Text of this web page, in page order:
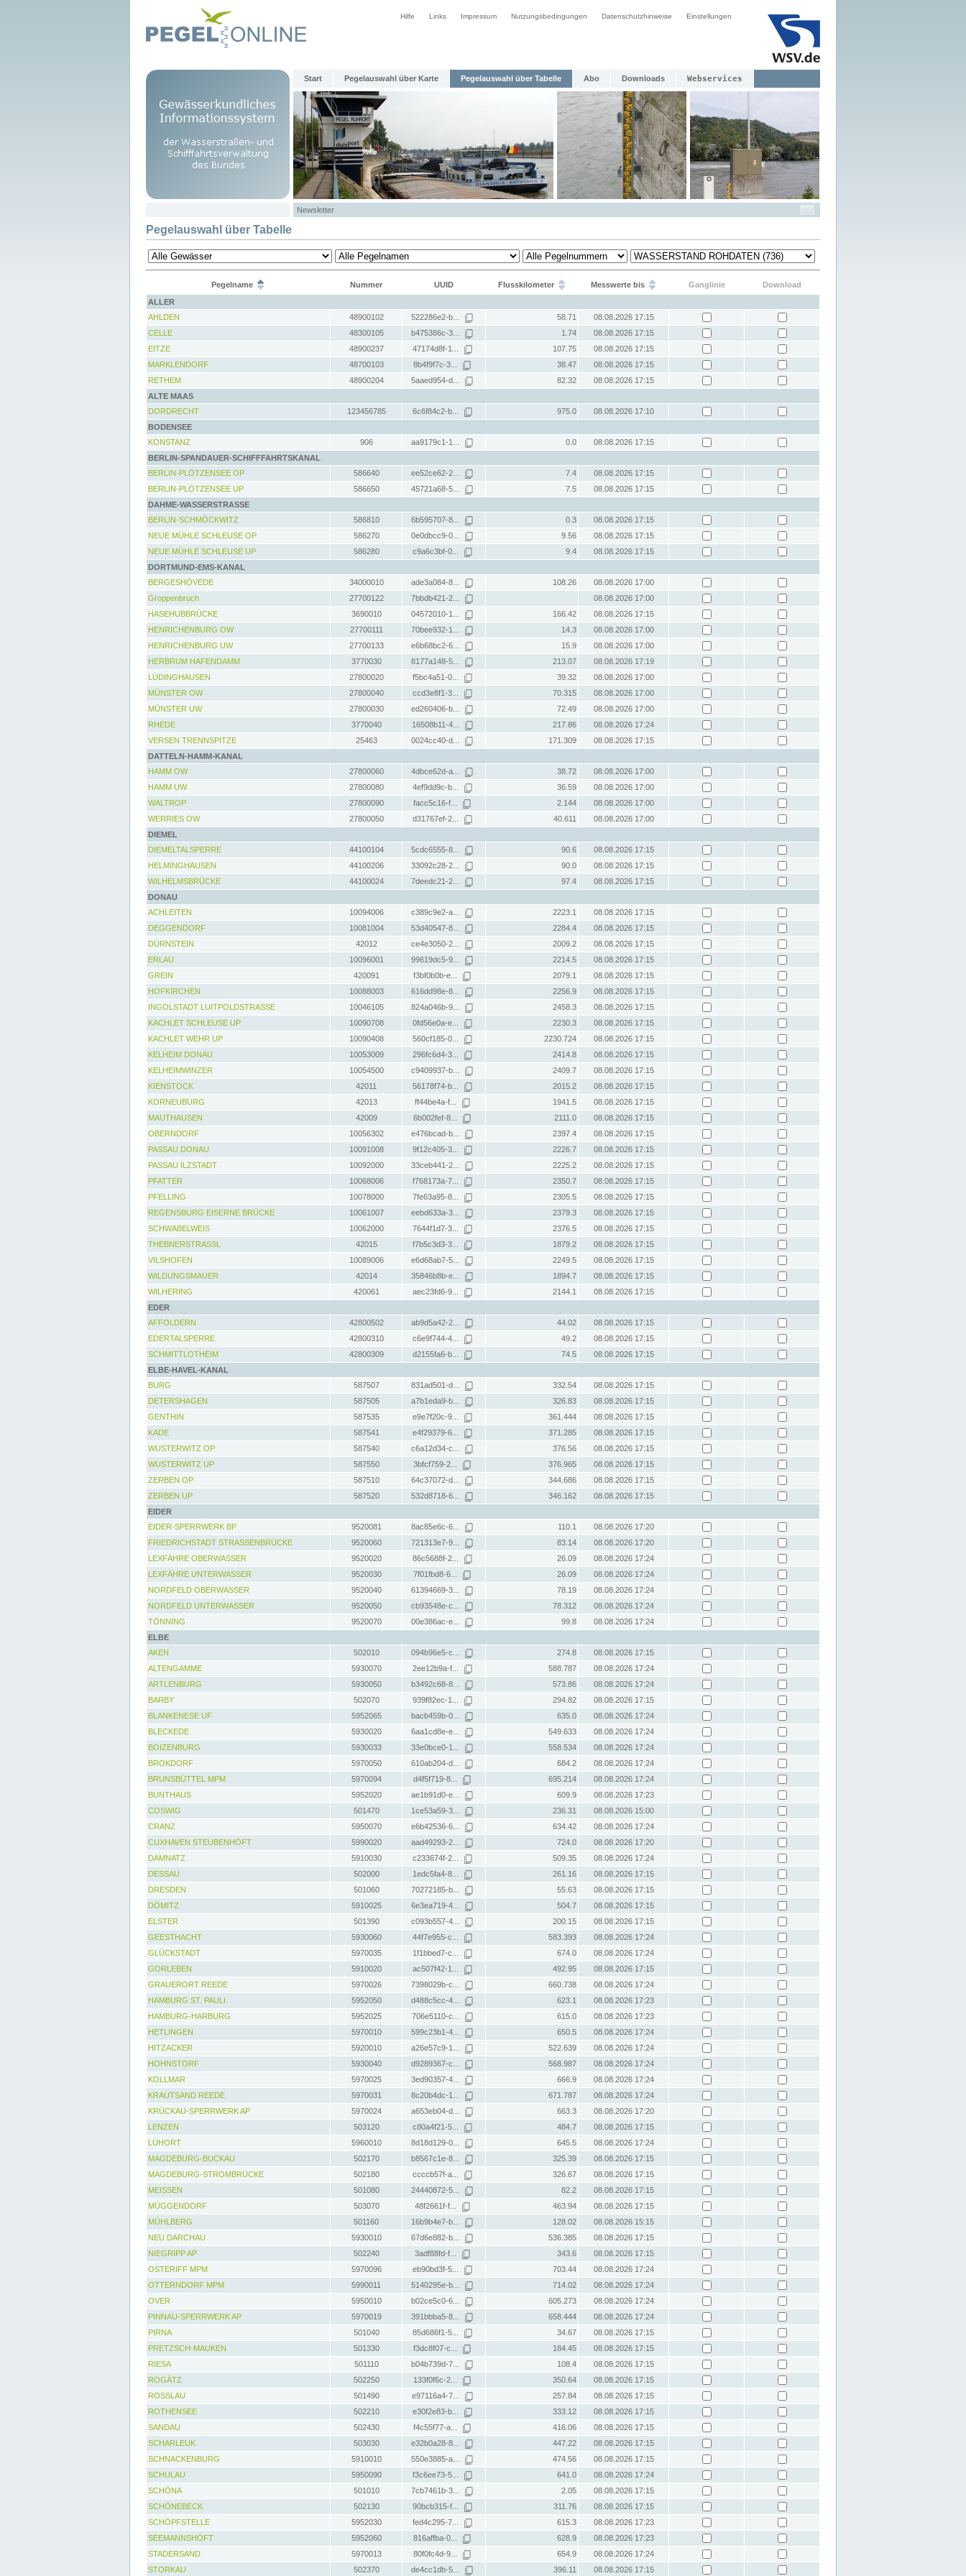
Hilfe Links Impressum Nutzungsbedingungen Datenschutzhinweise Einstellungen
Start Pegelauswahl über Karte Pegelauswahl über Tabelle Abo Downloads Webservices
Newsletter
Pegelauswahl über Tabelle
Pegelname Nummer UUID Flusskilometer Messwerte bis Ganglinie
Download
ALLER
AHLDEN
48900102 522286e2-b... 58.71
08.08.2026 17:15
CELLE
48300105 b475386c-3... 1.74
08.08.2026 17:15
EITZE
48900237 47174d8f-1... 107.75
08.08.2026 17:15
MARKLENDORF
48700103 8b4f9f7c-3... 38.47
08.08.2026 17:15
RETHEM
48900204 5aaed954-d... 82.32
08.08.2026 17:15
ALTE MAAS
DORDRECHT
123456785 6c6f84c2-b... 975.0
08.08.2026 17:10
BODENSEE
KONSTANZ
906 aa9179c1-1... 0.0
08.08.2026 17:15
BERLIN-SPANDAUER-SCHIFFFAHRTSKANAL
BERLIN-PLÖTZENSEE OP
586640 ee52ce62-2... 7.4
08.08.2026 17:15
BERLIN-PLÖTZENSEE UP
586650 45721a68-5... 7.5
08.08.2026 17:15
DAHME-WASSERSTRASSE
BERLIN-SCHMÖCKWITZ
586810 6b595707-8... 0.3
08.08.2026 17:15
NEUE MÜHLE SCHLEUSE OP
586270 0e0dbcc9-0... 9.56
08.08.2026 17:15
NEUE MÜHLE SCHLEUSE UP
586280 c9a6c3bf-0... 9.4
08.08.2026 17:15
DORTMUND-EMS-KANAL
BERGESHÖVEDE
34000010 ade3a084-8... 108.26
08.08.2026 17:00
Groppenbruch
27700122 7bbdb421-2...
08.08.2026 17:00
HASEHUBBRÜCKE
3690010 04572010-1... 166.42
08.08.2026 17:15
HENRICHENBURG OW
27700111 70bee932-1... 14.3
08.08.2026 17:00
HENRICHENBURG UW
27700133 e6b68bc2-6... 15.9
08.08.2026 17:00
HERBRUM HAFENDAMM
3770030 8177a148-5... 213.07
08.08.2026 17:19
LÜDINGHAUSEN
27800020 f5bc4a51-0... 39.32
08.08.2026 17:00
MÜNSTER OW
27800040 ccd3e8f1-3... 70.315
08.08.2026 17:00
MÜNSTER UW
27800030 ed260406-b... 72.49
08.08.2026 17:00
RHEDE
3770040 16508b11-4... 217.86
08.08.2026 17:24
VERSEN TRENNSPITZE
25463 0024cc40-d... 171.309
08.08.2026 17:15
DATTELN-HAMM-KANAL
HAMM OW
27800060 4dbce62d-a... 38.72
08.08.2026 17:00
HAMM UW
27800080 4ef9dd9c-b... 36.59
08.08.2026 17:00
WALTROP
27800090 facc5c16-f... 2.144
08.08.2026 17:00
WERRIES OW
27800050 d31767ef-2... 40.611
08.08.2026 17:00
DIEMEL
DIEMELTALSPERRE
44100104 5cdc6555-8... 90.6
08.08.2026 17:15
HELMINGHAUSEN
44100206 33092c28-2... 90.0
08.08.2026 17:15
WILHELMSBRÜCKE
44100024 7deedc21-2... 97.4
08.08.2026 17:15
DONAU
ACHLEITEN
10094006 c389c9e2-a... 2223.1
08.08.2026 17:15
DEGGENDORF
10081004 53d40547-8... 2284.4
08.08.2026 17:15
DÜRNSTEIN
42012 ce4e3050-2... 2009.2
08.08.2026 17:15
ERLAU
10096001 99619dc5-9... 2214.5
08.08.2026 17:15
GREIN
420091 f3bf0b0b-e... 2079.1
08.08.2026 17:15
HOFKIRCHEN
10088003 616dd98e-8... 2256.9
08.08.2026 17:15
INGOLSTADT LUITPOLDSTRASSE
10046105 824a046b-9... 2458.3
08.08.2026 17:15
KACHLET SCHLEUSE UP
10090708 0fd56e0a-e... 2230.3
08.08.2026 17:15
KACHLET WEHR UP
10090408 560cf185-0... 2230.724
08.08.2026 17:15
KELHEIM DONAU
10053009 296fc6d4-3... 2414.8
08.08.2026 17:15
KELHEIMWINZER
10054500 c9409937-b... 2409.7
08.08.2026 17:15
KIENSTOCK
42011 56178f74-b... 2015.2
08.08.2026 17:15
KORNEUBURG
42013 ff44be4a-f... 1941.5
08.08.2026 17:15
MAUTHAUSEN
42009 6b002fef-8... 2111.0
08.08.2026 17:15
OBERNDORF
10056302 e476bcad-b... 2397.4
08.08.2026 17:15
PASSAU DONAU
10091008 9f12c405-3... 2226.7
08.08.2026 17:15
PASSAU ILZSTADT
10092000 33ceb441-2... 2225.2
08.08.2026 17:15
PFATTER
10068006 f768173a-7... 2350.7
08.08.2026 17:15
PFELLING
10078000 7fe63a95-8... 2305.5
08.08.2026 17:15
REGENSBURG EISERNE BRÜCKE
10061007 eebd633a-3... 2379.3
08.08.2026 17:15
SCHWABELWEIS
10062000 7644f1d7-3... 2376.5
08.08.2026 17:15
THEBNERSTRASSL
42015 f7b5c3d3-3... 1879.2
08.08.2026 17:15
VILSHOFEN
10089006 e6d68ab7-5... 2249.5
08.08.2026 17:15
WILDUNGSMAUER
42014 35846b8b-e... 1894.7
08.08.2026 17:15
WILHERING
420061 aec23fd6-9... 2144.1
08.08.2026 17:15
EDER
AFFOLDERN
42800502 ab9d5a42-2... 44.02
08.08.2026 17:15
EDERTALSPERRE
42800310 c6e9f744-4... 49.2
08.08.2026 17:15
SCHMITTLOTHEIM
42800309 d2155fa6-b... 74.5
08.08.2026 17:15
ELBE-HAVEL-KANAL
BURG
587507 831ad501-d... 332.54
08.08.2026 17:15
DETERSHAGEN
587505 a7b1eda9-b... 326.83
08.08.2026 17:15
GENTHIN
587535 e9e7f20c-9... 361.444
08.08.2026 17:15
KADE
587541 e4f29379-6... 371.285
08.08.2026 17:15
WUSTERWITZ OP
587540 c6a12d34-c... 376.56
08.08.2026 17:15
WUSTERWITZ UP
587550 3bfcf759-2... 376.965
08.08.2026 17:15
ZERBEN OP
587510 64c37072-d... 344.686
08.08.2026 17:15
ZERBEN UP
587520 532d8718-6... 346.162
08.08.2026 17:15
EIDER
EIDER-SPERRWERK BP
9520081 8ac85e6c-6... 110.1
08.08.2026 17:20
FRIEDRICHSTADT STRASSENBRÜCKE
9520060 721313e7-9... 83.14
08.08.2026 17:20
LEXFÄHRE OBERWASSER
9520020 86c5688f-2... 26.09
08.08.2026 17:24
LEXFÄHRE UNTERWASSER
9520030 7f01fbd8-6... 26.09
08.08.2026 17:24
NORDFELD OBERWASSER
9520040 61394669-3... 78.19
08.08.2026 17:24
NORDFELD UNTERWASSER
9520050 cb93548e-c... 78.312
08.08.2026 17:24
TÖNNING
9520070 00e386ac-e... 99.8
08.08.2026 17:24
ELBE
AKEN
502010 094b96e5-c... 274.8
08.08.2026 17:15
ALTENGAMME
5930070 2ee12b9a-f... 588.787
08.08.2026 17:24
ARTLENBURG
5930050 b3492c68-8... 573.86
08.08.2026 17:24
BARBY
502070 939f82ec-1... 294.82
08.08.2026 17:15
BLANKENESE UF
5952065 bacb459b-0... 635.0
08.08.2026 17:24
BLECKEDE
5930020 6aa1cd8e-e... 549.633
08.08.2026 17:24
BOIZENBURG
5930033 33e0bce0-1... 558.534
08.08.2026 17:24
BROKDORF
5970050 610ab204-d... 684.2
08.08.2026 17:24
BRUNSBÜTTEL MPM
5970094 d4f5f719-8... 695.214
08.08.2026 17:24
BUNTHAUS
5952020 ae1b91d0-e... 609.9
08.08.2026 17:23
COSWIG
501470 1ce53a59-3... 236.31
08.08.2026 15:00
CRANZ
5950070 e6b42536-6... 634.42
08.08.2026 17:24
CUXHAVEN STEUBENHÖFT
5990020 aad49293-2... 724.0
08.08.2026 17:20
DAMNATZ
5910030 c233674f-2... 509.35
08.08.2026 17:24
DESSAU
502000 1edc5fa4-8... 261.16
08.08.2026 17:15
DRESDEN
501060 70272185-b... 55.63
08.08.2026 17:15
DÖMITZ
5910025 6e3ea719-4... 504.7
08.08.2026 17:15
ELSTER
501390 c093b557-4... 200.15
08.08.2026 17:15
GEESTHACHT
5930060 44f7e955-c... 583.393
08.08.2026 17:24
GLÜCKSTADT
5970035 1f1bbed7-c... 674.0
08.08.2026 17:24
GORLEBEN
5910020 ac507f42-1... 492.95
08.08.2026 17:15
GRAUERORT REEDE
5970026 7398029b-c... 660.738
08.08.2026 17:24
HAMBURG ST. PAULI
5952050 d488c5cc-4... 623.1
08.08.2026 17:23
HAMBURG-HARBURG
5952025 706e5110-c... 615.0
08.08.2026 17:23
HETLINGEN
5970010 599c23b1-4... 650.5
08.08.2026 17:24
HITZACKER
5920010 a26e57c9-1... 522.639
08.08.2026 17:24
HOHNSTORF
5930040 d9289367-c... 568.987
08.08.2026 17:24
KOLLMAR
5970025 3ed90357-4... 666.9
08.08.2026 17:24
KRAUTSAND REEDE
5970031 8c20b4dc-1... 671.787
08.08.2026 17:24
KRÜCKAU-SPERRWERK AP
5970024 a653eb04-d... 663.3
08.08.2026 17:20
LENZEN
503120 c80a4f21-5... 484.7
08.08.2026 17:15
LÜHORT
5960010 8d18d129-0... 645.5
08.08.2026 17:24
MAGDEBURG-BUCKAU
502170 b8567c1e-8... 325.39
08.08.2026 17:15
MAGDEBURG-STROMBRÜCKE
502180 ccccb57f-a... 326.67
08.08.2026 17:15
MEISSEN
501080 24440872-5... 82.2
08.08.2026 17:15
MÜGGENDORF
503070 48f2661f-f... 463.94
08.08.2026 17:15
MÜHLBERG
501160 16b9b4e7-b... 128.02
08.08.2026 15:15
NEU DARCHAU
5930010 67d6e882-b... 536.385
08.08.2026 17:15
NIEGRIPP AP
502240 3adf88fd-f... 343.6
08.08.2026 17:15
OSTERIFF MPM
5970096 eb90bd3f-5... 703.44
08.08.2026 17:24
OTTERNDORF MPM
5990011 5140295e-b... 714.02
08.08.2026 17:24
OVER
5950010 b02ce5c0-6... 605.273
08.08.2026 17:24
PINNAU-SPERRWERK AP
5970019 391bbba5-8... 658.444
08.08.2026 17:24
PIRNA
501040 85d686f1-5... 34.67
08.08.2026 17:15
PRETZSCH-MAUKEN
501330 f3dc8f07-c... 184.45
08.08.2026 17:15
RIESA
501110 b04b739d-7... 108.4
08.08.2026 17:15
ROGÄTZ
502250 133f0f6c-2... 350.64
08.08.2026 17:15
ROSSLAU
501490 e97116a4-7... 257.84
08.08.2026 17:15
ROTHENSEE
502210 e30f2e83-b... 333.12
08.08.2026 17:15
SANDAU
502430 f4c55f77-a... 416.06
08.08.2026 17:15
SCHARLEUK
503030 e32b0a28-8... 447.22
08.08.2026 17:15
SCHNACKENBURG
5910010 550e3885-a... 474.56
08.08.2026 17:15
SCHULAU
5950090 f3c6ee73-5... 641.0
08.08.2026 17:24
SCHÖNA
501010 7cb7461b-3... 2.05
08.08.2026 17:15
SCHÖNEBECK
502130 90bcb315-f... 311.76
08.08.2026 17:15
SCHÖPFSTELLE
5952030 fed4c295-7... 615.3
08.08.2026 17:23
SEEMANNSHÖFT
5952060 816affba-0... 628.9
08.08.2026 17:23
STADERSAND
5970013 80f0fc4d-9... 654.9
08.08.2026 17:24
STORKAU
502370 de4cc1db-5... 396.11 08.08.2026 17:15